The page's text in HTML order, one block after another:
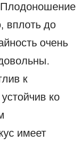
Плодоношение
вплоть до
очень
к
ко
имеет